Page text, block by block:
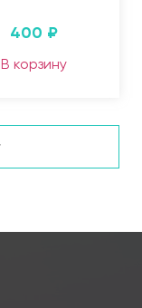
400 ₽
В корзину